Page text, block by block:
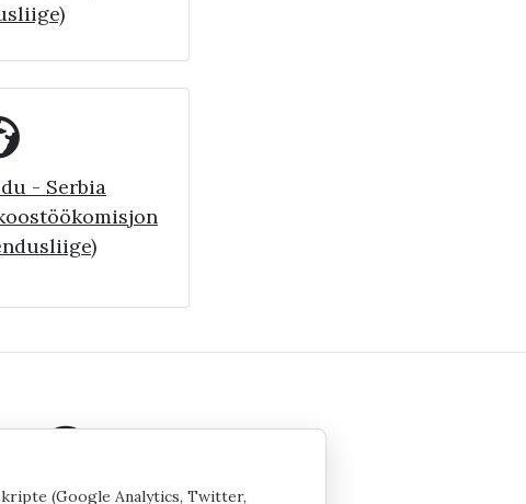
- Serbia
(Google Analytics, Twitter,